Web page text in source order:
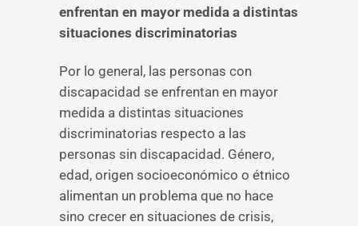
enfrentan en mayor medida a distintas
situaciones discriminatorias
Por lo general, las personas con
discapacidad se enfrentan en mayor
medida a distintas situaciones
discriminatorias respecto a las
personas sin discapacidad. Género,
edad, origen socioeconómico o étnico
alimentan un problema que no hace
sino crecer en situaciones de crisis,